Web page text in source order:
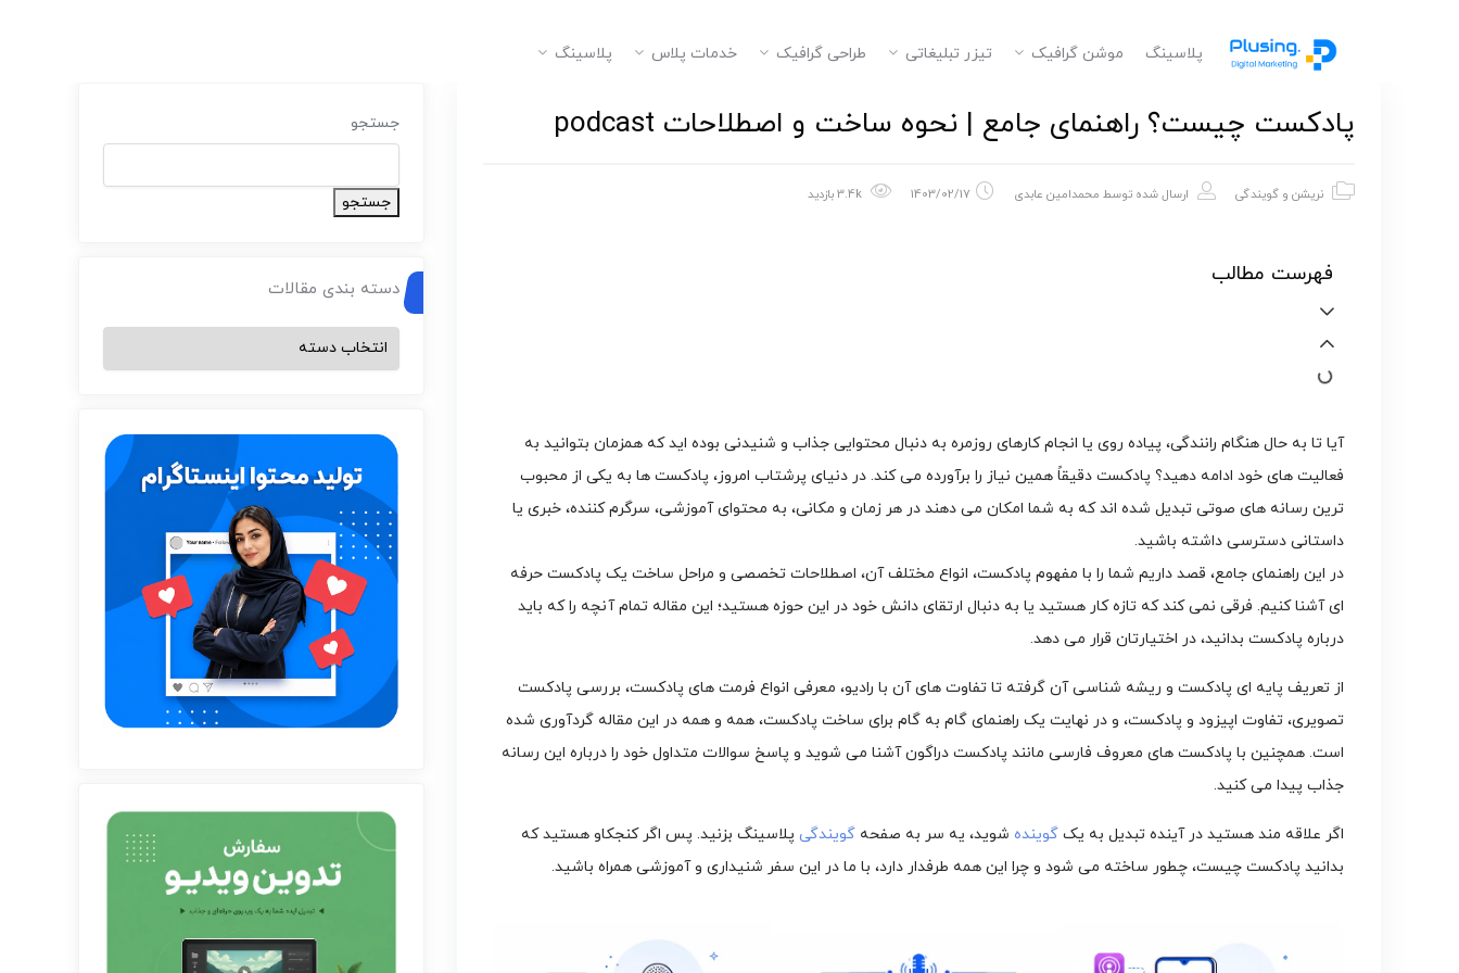
پلاسینگ موشن گرافیک تیزر تبلیغاتی طراحی گرافیک خدمات پلاس پلاسینگ
پادکست چیست؟ راهنمای جامع | نحوه ساخت و اصطلاحات podcast
نریشن و گویندگی ارسال شده توسط محمدامین عابدی 1403/02/17
فهرست مطالب
آیا تا به حال هنگام رانندگی، پیاده روی یا انجام کارهای روزمره به دنبال محتوایی جذاب و شنیدنی بوده اید که همزمان بتوانید به
فعالیت های خود ادامه دهید؟ پادکست دقیقاً همین نیاز را برآورده می کند. در دنیای پرشتاب امروز، پادکست ها به یکی از محبوب
ترین رسانه های صوتی تبدیل شده اند که به شما امکان می دهند در هر زمان و مکانی، به محتوای آموزشی، سرگرم کننده، خبری یا
داستانی دسترسی داشته باشید.
در این راهنمای جامع، قصد داریم شما را با مفهوم پادکست، انواع مختلف آن، اصطلاحات تخصصی و مراحل ساخت یک پادکست حرفه
ای آشنا کنیم. فرقی نمی کند که تازه کار هستید یا به دنبال ارتقای دانش خود در این حوزه هستید؛ این مقاله تمام آنچه را که باید
درباره پادکست بدانید، در اختیارتان قرار می دهد.
از تعریف پایه ای پادکست و ریشه شناسی آن گرفته تا تفاوت های آن با رادیو، معرفی انواع فرمت های پادکست، بررسی پادکست
تصویری، تفاوت اپیزود و پادکست، و در نهایت یک راهنمای گام به گام برای ساخت پادکست، همه و همه در این مقاله گردآوری شده
است. همچنین با پادکست های معروف فارسی مانند پادکست دراگون آشنا می شوید و پاسخ سوالات متداول خود را درباره این رسانه
جذاب پیدا می کنید.
اگر علاقه مند هستید در آینده تبدیل به یک گوینده شوید، یه سر به صفحه گویندگی پلاسینگ بزنید. پس اگر کنجکاو هستید که
بدانید پادکست چیست، چطور ساخته می شود و چرا این همه طرفدار دارد، با ما در این سفر شنیداری و آموزشی همراه باشید.
جستجو
جستجو
دسته بندی مقالات